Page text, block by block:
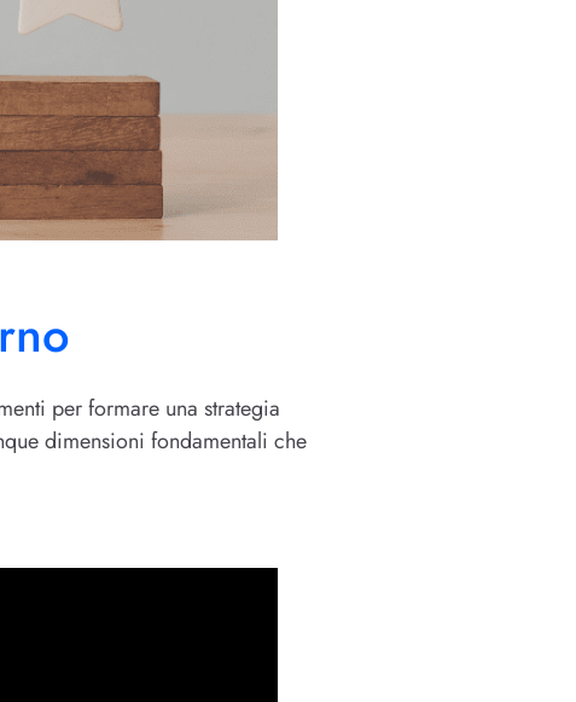
per formare una strategia
dimensioni fondamentali che